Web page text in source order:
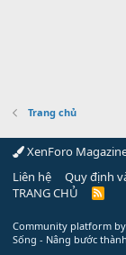
Trang chủ
XenForo
Liên hệ
Quy định
TRANG CHỦ
R
Community platform
Sống - Nâng bước